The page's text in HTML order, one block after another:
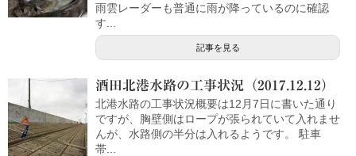
雨雲レーダーも普通に雨が降っているのに確認
す...
記事を見る
酒田北港水路の工事状況（2017.12.12）
北港水路の工事状況概要は12月7日に書いた通り
ですが、胸壁側はロープが張られていて入れませ
んが、水路側の半分は入れるようです。 駐車
帯...